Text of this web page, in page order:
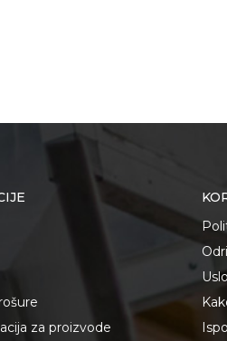
za proizvode